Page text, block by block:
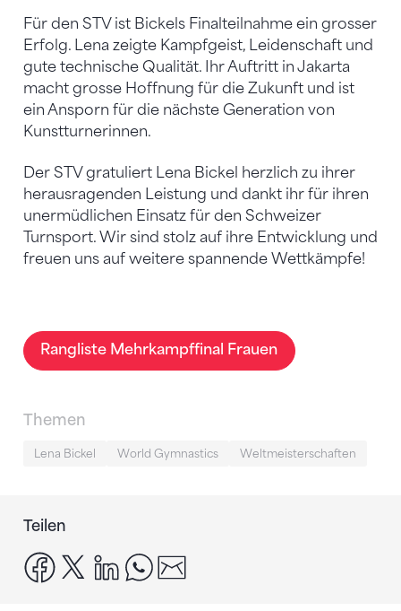
Für den STV ist Bickels Finalteilnahme ein grosser
Erfolg. Lena zeigte Kampfgeist, Leidenschaft und
gute technische Qualität. Ihr Auftritt in Jakarta
macht grosse Hoffnung für die Zukunft und ist
ein Ansporn für die nächste Generation von
Kunstturnerinnen.
Der STV gratuliert Lena Bickel herzlich zu ihrer
herausragenden Leistung und dankt ihr für ihren
unermüdlichen Einsatz für den Schweizer
Turnsport. Wir sind stolz auf ihre Entwicklung und
freuen uns auf weitere spannende Wettkämpfe!
Rangliste Mehrkampffinal Frauen
Themen
Lena Bickel World Gymnastics Weltmeisterschaften
Teilen
facebook
x linkedinwhatsapp